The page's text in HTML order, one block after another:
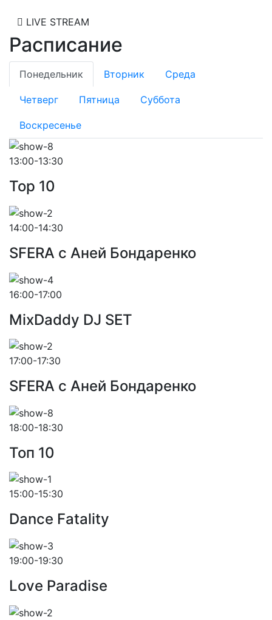
LIVE STREAM
Расписание
Понедельник Вторник Среда
Четверг Пятница Суббота
Воскресенье
13:00-13:30
Top 10
14:00-14:30
SFERA с Аней Бондаренко
16:00-17:00
MixDaddy DJ SET
17:00-17:30
SFERA с Аней Бондаренко
18:00-18:30
Toп 10
15:00-15:30
Dance Fatality
19:00-19:30
Love Paradise